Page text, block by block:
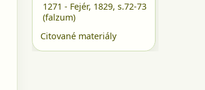
1271 - Fejér, 1829, s.72-73
(falzum)
Citované materiály